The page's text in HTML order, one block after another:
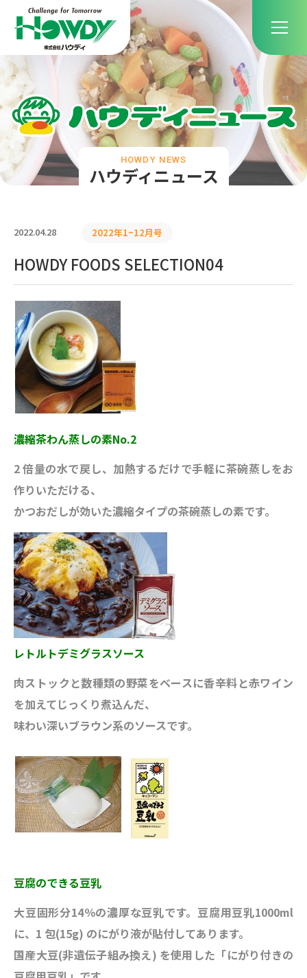
ハウディニュース
HOWDY NEWS
2022.04.28 2022年1~12月号
HOWDY FOODS SELECTION04
濃縮茶わん蒸しの素No.2
2 倍量の水で戻し、加熱するだけで手軽に茶碗蒸しをお
作りいただける、
かつおだしが効いた濃縮タイプの茶碗蒸しの素です。
レトルトデミグラスソース
肉ストックと数種類の野菜をベースに香辛料と赤ワイン
を加えてじっくり煮込んだ、
味わい深いブラウン系のソースです。
豆腐のできる豆乳
大豆固形分14％の濃厚な豆乳です。豆腐用豆乳1000ml
に、1 包(15g) のにがり液が貼付してあります。
国産大豆(非遺伝子組み換え) を使用した「にがり付きの